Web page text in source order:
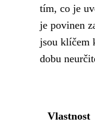
tím, co je
je povinen
jsou klíčem
dobu
Vlastnost